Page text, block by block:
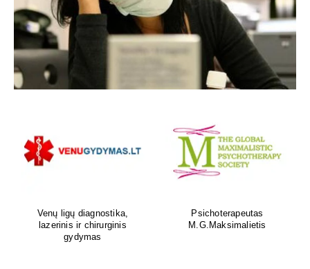
Venų ligų diagnostika,
lazerinis ir chirurginis
gydymas
Psichoterapeutas
M.G.Maksimalietis